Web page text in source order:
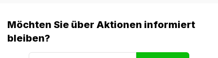
Möchten Sie über Aktionen informiert
bleiben?